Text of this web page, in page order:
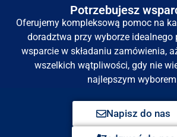
Potrzebujesz
Oferujemy kompleksową pomoc na
doradztwa przy wyborze idealnego
wsparcie w składaniu zamówienia,
wszelkich wątpliwości, gdy nie
najlepszym
Napisz do nas